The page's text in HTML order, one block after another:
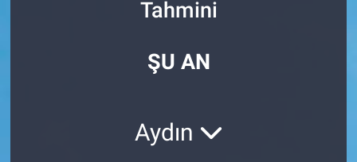
Tahmini
ŞU AN
Aydın